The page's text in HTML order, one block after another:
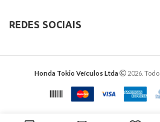
REDES SOCIAIS
Honda Tokio Veículos Ltda 2026.